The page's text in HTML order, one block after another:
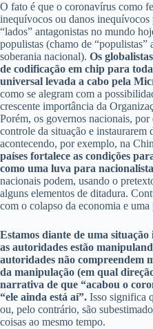
O fato é que o coronavírus como
inequívocos ou danos
“lados” antagonistas no mundo
populistas (chamo de “populistas”
soberania nacional). Os
de codificação em chip para
universal levada a cabo pela
como se alegram com a
crescente importância da
Porém, os governos nacionais,
controle da situação e instaurarem
acontecendo, por exemplo, na
países fortalece as condições
como uma luva para
nacionais podem, usando o
alguns elementos de ditadura.
com o colapso da economia e
Estamos diante de uma
as autoridades estão
autoridades não compreendem
da manipulação (em qual
narrativa de que “acabou o
“ele ainda está aí”. Isso significa
ou, pelo contrário, são
coisas ao mesmo tempo.